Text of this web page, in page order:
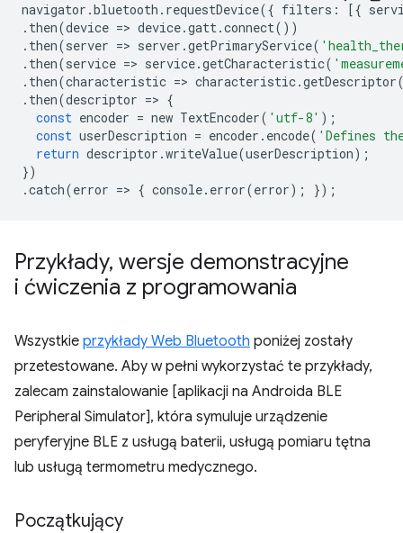
navigator .bluetooth . requestDevice({ filters : [{
. then(device => device.gatt.connect())
. then(server => server .getPrimaryService(
. then(service => service.getCharacteristic(
. then(characteristic => characteristic.getDescriptor
. then(descriptor => {
const encoder = new TextEncoder( 'utf-8' );
const userDescription = encoder . encode( 'Defines
return descriptor .writeValue(userDescription);
})
.catch(error => { console. error(error); });
Przykłady, wersje demonstracyjne
i ćwiczenia z programowania
Wszystkie przykłady Web Bluetooth poniżej zostały
przetestowane. Aby w pełni wykorzystać te przykłady,
zalecam zainstalowanie [aplikacji na Androida BLE
Peripheral Simulator], która symuluje urządzenie
peryferyjne BLE z usługą baterii, usługą pomiaru tętna
lub usługą termometru medycznego.
Początkujący